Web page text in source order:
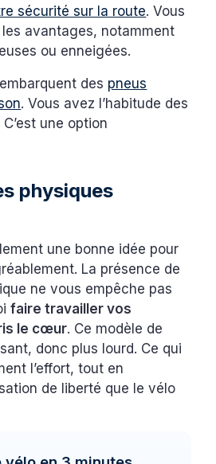
sécurité sur la route. Vous
avantages, notamment
ou enneigées.
des pneus
. Vous avez l’habitude des
une option
physiques
une bonne idée pour
La présence de
ne vous empêche pas
faire travailler vos
le cœur. Ce modèle de
donc plus lourd. Ce qui
l’effort, tout en
de liberté que le vélo